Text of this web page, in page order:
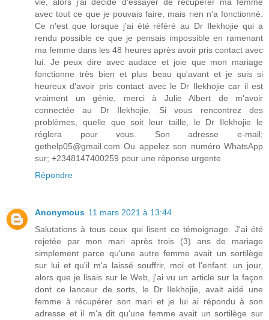
avec tout ce que je pouvais faire, mais rien n'a fonctionné.
Ce n'est que lorsque j'ai été référé au Dr Ilekhojie qui a
rendu possible ce que je pensais impossible en ramenant
ma femme dans les 48 heures après avoir pris contact avec
lui. Je peux dire avec audace et joie que mon mariage
fonctionne très bien et plus beau qu'avant et je suis si
heureux d'avoir pris contact avec le Dr Ilekhojie car il est
vraiment un génie, merci à Julie Albert de m'avoir
connectée au Dr Ilekhojie. Si vous rencontrez des
problèmes, quelle que soit leur taille, le Dr Ilekhojie le
réglera pour vous. Son adresse e-mail;
gethelp05@gmail.com Ou appelez son numéro WhatsApp
sur; +2348147400259 pour une réponse urgente
Répondre
Anonymous 11 mars 2021 à 13:44
Salutations à tous ceux qui lisent ce témoignage. J'ai été
rejetée par mon mari après trois (3) ans de mariage
simplement parce qu'une autre femme avait un sortilège
sur lui et qu'il m'a laissé souffrir, moi et l'enfant. un jour,
alors que je lisais sur le Web, j'ai vu un article sur la façon
dont ce lanceur de sorts, le Dr Ilekhojie, avait aidé une
femme à récupérer son mari et je lui ai répondu à son
adresse et il m'a dit qu'une femme avait un sortilège sur